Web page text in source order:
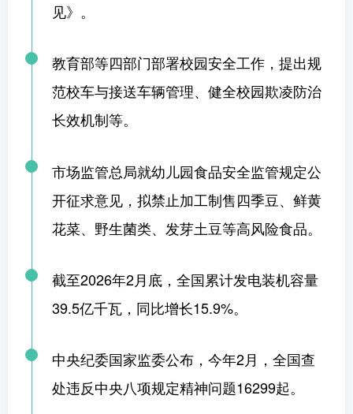
见》。
教育部等四部门部署校园安全工作， 提出规
范校车与接送车辆管理、健全校园欺凌防治
长效机制等。
市场监管总局就幼儿园食品安全监管规定公
开征求意见，拟禁止加工制售四季豆、鲜黄
花菜、野生菌类、发芽土豆等高风险食品。
截至2026年2月底，全国累计发电装机容量
39.5亿千瓦，同比增长15.9%。
中央纪委国家监委公布，今年2月，全国查
处违反中央八项规定精神问题16299起。